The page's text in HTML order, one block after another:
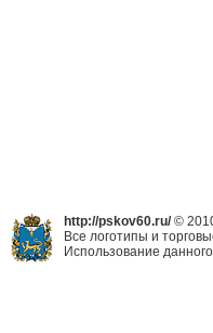
http://pskov60.ru/©
Все логотипы и
Использование